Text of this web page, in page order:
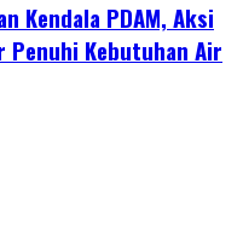
Kendala PDAM, Aksi
Penuhi Kebutuhan Air